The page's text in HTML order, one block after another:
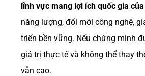
lĩnh vực mang lợi ích quốc gia
năng lượng, đổi mới công nghệ,
triển bền vững. Nếu chứng minh
giá trị thực tế và không thể thay
vẫn cao.